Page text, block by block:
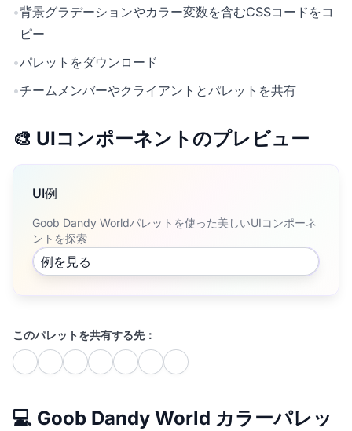
•背景グラデーションやカラー変数を含むCSSコードをコ
ピー
•パレットをダウンロード
•チームメンバーやクライアントとパレットを共有
🎨 UIコンポーネントのプレビュー
UI例
Goob Dandy Worldパレットを使った美しいUIコンポーネ
ントを探索
例を見る
このパレットを共有する先：
💻 Goob Dandy World カラーパレッ